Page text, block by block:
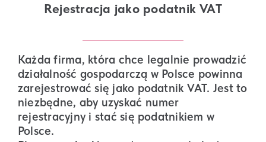
Rejestracja jako podatnik VAT
Każda firma, która chce legalnie prowadzić
działalność gospodarczą w Polsce powinna
zarejestrować się jako podatnik VAT. Jest to
niezbędne, aby uzyskać numer
rejestracyjny i stać się podatnikiem w
Polsce.